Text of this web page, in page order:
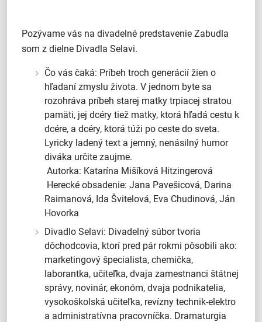
Pozývame vás na divadelné predstavenie Zabudla
som z dielne Divadla Selavi.
Čo vás čaká: Príbeh troch generácií žien o
hľadaní zmyslu života. V jednom byte sa
rozohráva príbeh starej matky trpiacej stratou
pamäti, jej dcéry tiež matky, ktorá hľadá cestu k
dcére, a dcéry, ktorá túži po ceste do sveta.
Lyricky ladený text a jemný, nenásilný humor
diváka určite zaujme.
Autorka: Katarína Mišíková Hitzingerová
Herecké obsadenie: Jana Pavešicová, Darina
Raimanová, Ida Švitelová, Eva Chudinová, Ján
Hovorka
Divadlo Selavi: Divadelný súbor tvoria
dôchodcovia, ktorí pred pár rokmi pôsobili ako:
marketingový špecialista, chemička,
laborantka, učiteľka, dvaja zamestnanci štátnej
správy, novinár, ekonóm, dvaja podnikatelia,
vysokoškolská učiteľka, revízny technik-elektro
a administratívna pracovníčka. Dramaturgia